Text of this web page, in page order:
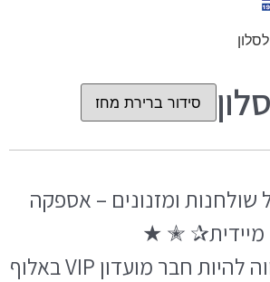
ומזנונים – אספקה
מיידית✰ ✭ ★
★ ✭ ✰היום שווה להיות חבר מועדון VIP באלוף